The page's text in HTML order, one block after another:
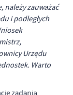
należy zauważać
i podległych
Urzędu
Warto
zadania